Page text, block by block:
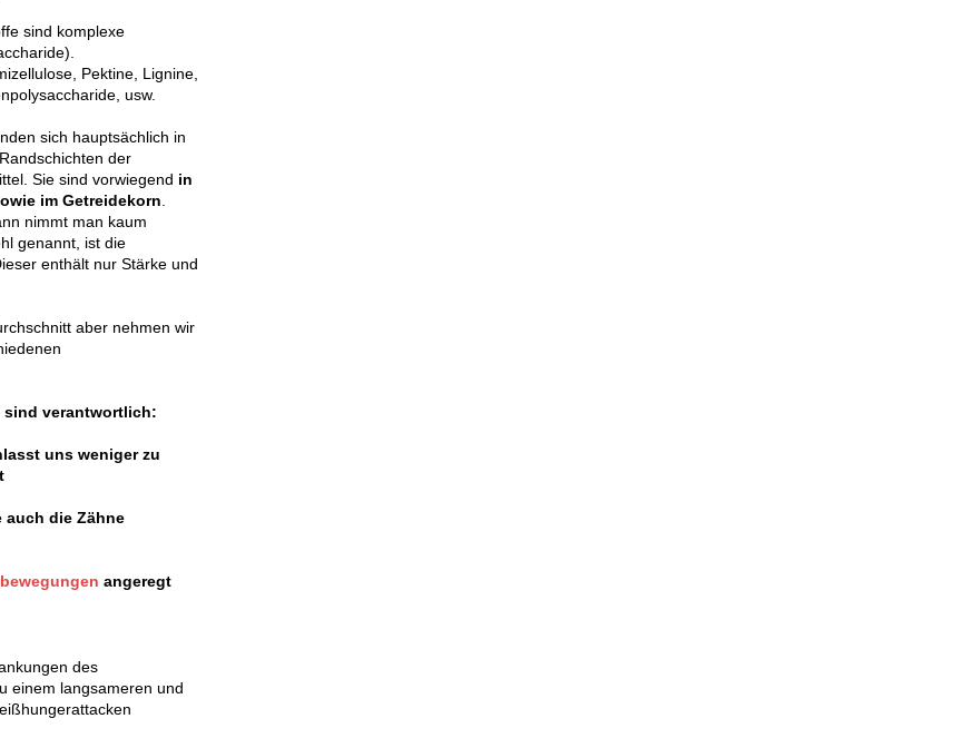
Ernährung! / Denis Pepin
istockphoto.com
sind komplexe
Pektine, Lignine,
usw.
sich hauptsächlich in
der
Sie sind vorwiegend in
im Getreidekorn
nimmt man kaum
genannt, ist die
enthält nur Stärke und
aber nehmen wir
sind verantwortlich:
uns weniger zu
auch die Zähne
angeregt
des
einem langsameren und